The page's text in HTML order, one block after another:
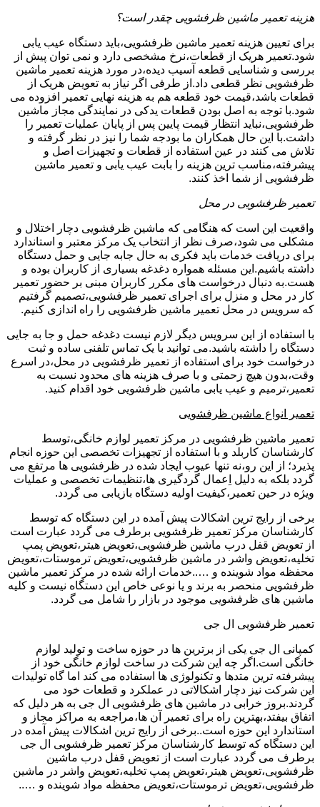
هزینه تعمیر ماشین ظرفشویی چقدر است؟
برای تعیین هزینه تعمیر ماشین ظرفشویی،باید دستگاه عیب یابی
شود.تعمیر هریک از قطعات،نرخ مشخصی دارد و نمی توان پیش از
بررسی و شناسایی قطعه آسیب دیده،در مورد هزینه تعمیر ماشین
ظرفشویی نظر قطعی داد.از طرفی اگر نیاز به تعویض هریک از
قطعات باشد،قیمت خود قطعه هم به هزینه نهایی تعمیر افزوده می
شود.با توجه به اصل بودن قطعات یدکی در نمایندگی مجاز ماشین
ظرفشویی،نباید انتظار قیمت پایین پس از پایان عملیات تعمیر را
داشت.با این حال همکاران ما بودجه شما را نیز در نظر گرفته و
تلاش می کنند در عین استفاده از قطعات و تجهیزات اصل و
پیشرفته،مناسب ترین هزینه را بابت عیب یابی و تعمیر ماشین
ظرفشویی از شما اخذ کنند.
تعمیر ظرفشویی در محل
واقعیت این است که هنگامی که ماشین ظرفشویی دچار اختلال و
مشکلی می شود،صرف نظر از انتخاب یک مرکز معتبر و استاندارد
برای دریافت خدمات باید فکری به حال جابه جایی و حمل دستگاه
داشته باشیم.این مسئله همواره دغدغه بسیاری از کاربران بوده و
هست.به دنبال درخواست های مکرر کاربران مبنی بر حضور تعمیر
کار در محل و منزل برای اجرای تعمیر ظرفشویی،تصمیم گرفتیم
که سرویس در محل تعمیر ماشین ظرفشویی را راه اندازی کنیم.
با استفاده از این سرویس دیگر لازم نیست دغدغه حمل و جا به جایی
دستگاه را داشته باشید.می توانید با یک تماس تلفنی ساده و ثبت
درخواست خود برای استفاده از تعمیر ظرفشویی در محل،در اسرع
وقت،بدون هیچ زحمتی و با صرف هزینه های محدود نسبت به
تعمیر،ترمیم و عیب یابی ماشین ظرفشویی خود اقدام کنید.
تعمیر انواع ماشین ظرفشویی
تعمیر ماشین ظرفشویی در مرکز تعمیر لوازم خانگی،توسط
کارشناسان کاربلد و با استفاده از تجهیزات تخصصی این حوزه انجام
پذیرد؛ از این رو،نه تنها عیوب ایجاد شده در ظرفشویی ها مرتفع می
گردد بلکه به دلیل اِعمال گردگیری ها،تنظیمات تخصصی و عملیات
ویژه در حین تعمیر،کیفیت اولیه دستگاه بازیابی می گردد.
برخی از رایج ترین اشکالات پیش آمده در این دستگاه که توسط
کارشناسان مرکز تعمیر ظرفشویی برطرف می گردد عبارت است
از تعویض قفل درب ماشین ظرفشویی،تعویض هیتر،تعویض پمپ
تخلیه،تعویض واشر در ماشین ظرفشویی،تعویض ترموستات،تعویض
محفظه مواد شوینده و …..خدمات ارائه شده در مرکز تعمیر ماشین
ظرفشویی منحصر به برند و یا نوعی خاص این دستگاه نیست و کلیه
ماشین های ظرفشویی موجود در بازار را شامل می گردد.
تعمیر ظرفشویی ال جی
کمپانی ال جی یکی از برترین ها در حوزه ساخت و تولید لوازم
خانگی است.اگر چه این شرکت در ساخت لوازم خانگی خود از
پیشرفته ترین متدها و تکنولوژی ها استفاده می کند اما گاه تولیدات
این شرکت نیز دچار اشکالاتی در عملکرد و قطعات خود می
گردند.بروز خرابی در ماشین های ظرفشویی ال جی به هر دلیل که
اتفاق بیفتد،بهترین راه برای تعمیر آن ها،مراجعه به مراکز مجاز و
استاندارد این حوزه است..برخی از رایج ترین اشکالات پیش آمده در
این دستگاه که توسط کارشناسان مرکز تعمیر ظرفشویی ال جی
برطرف می گردد عبارت است از تعویض قفل درب ماشین
ظرفشویی،تعویض هیتر،تعویض پمپ تخلیه،تعویض واشر در ماشین
ظرفشویی،تعویض ترموستات،تعویض محفظه مواد شوینده و …..